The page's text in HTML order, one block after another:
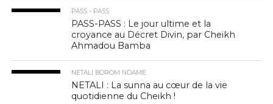
PASS - PASS
PASS-PASS : Le jour ultime et la
croyance au Décret Divin, par Cheikh
Ahmadou Bamba
NETALI BOROM NDAME
NETALI : La sunna au cœur de la vie
quotidienne du Cheikh !